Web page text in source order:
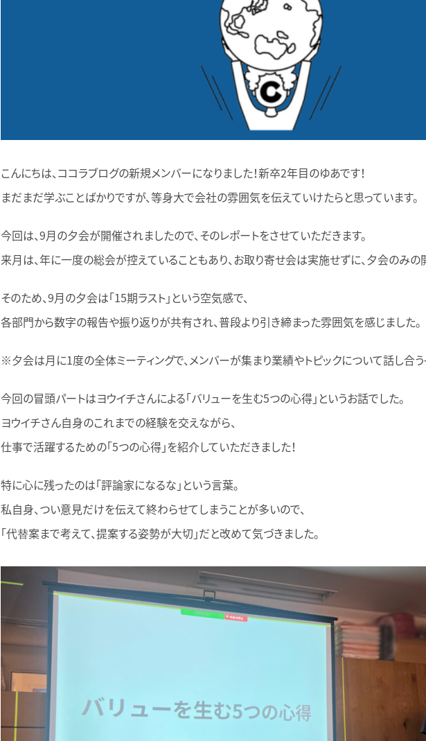
こんにちは、ココラブログの新規メンバーになりました！新卒2年目のゆあです！
まだまだ学ぶことばかりですが、等身大で会社の雰囲気を伝えていけたらと思っています。
今回は、9月の夕会が開催されましたので、そのレポートをさせていただきます。
来月は、年に一度の総会が控えていることもあり、お取り寄せ会は実施せずに、夕会のみの
そのため、9月の夕会は「15期ラスト」という空気感で、
各部門から数字の報告や振り返りが共有され、普段より引き締まった雰囲気を感じました。
※夕会は月に1度の全体ミーティングで、メンバーが集まり業績やトピックについて話し合う
今回の冒頭パートはヨウイチさんによる「バリューを生む5つの心得」というお話でした。
ヨウイチさん自身のこれまでの経験を交えながら、
仕事で活躍するための「5つの心得」を紹介していただきました！
特に心に残ったのは「評論家になるな」という言葉。
私自身、つい意見だけを伝えて終わらせてしまうことが多いので、
「代替案まで考えて、提案する姿勢が大切」だと改めて気づきました。